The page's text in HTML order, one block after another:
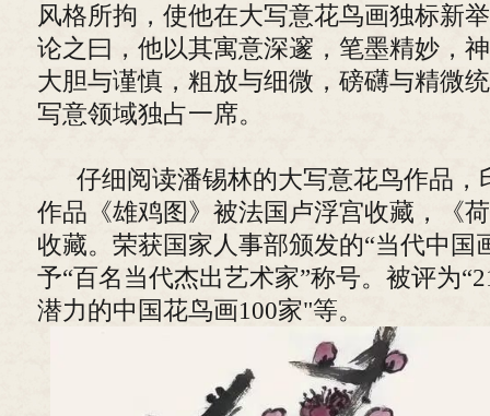
风格所拘，使他在大写意花鸟画独标新
论之曰，他以其寓意深邃，笔墨精妙，
大胆与谨慎，粗放与细微，磅礴与精微
写意领域独占一席。
仔细阅读潘锡林的大写意花鸟作品，
作品《雄鸡图》被法国卢浮宫收藏，《
收藏。荣获国家人事部颁发的“当代中国
予“百名当代杰出艺术家”称号。被评为
潜力的中国花鸟画100家"等。